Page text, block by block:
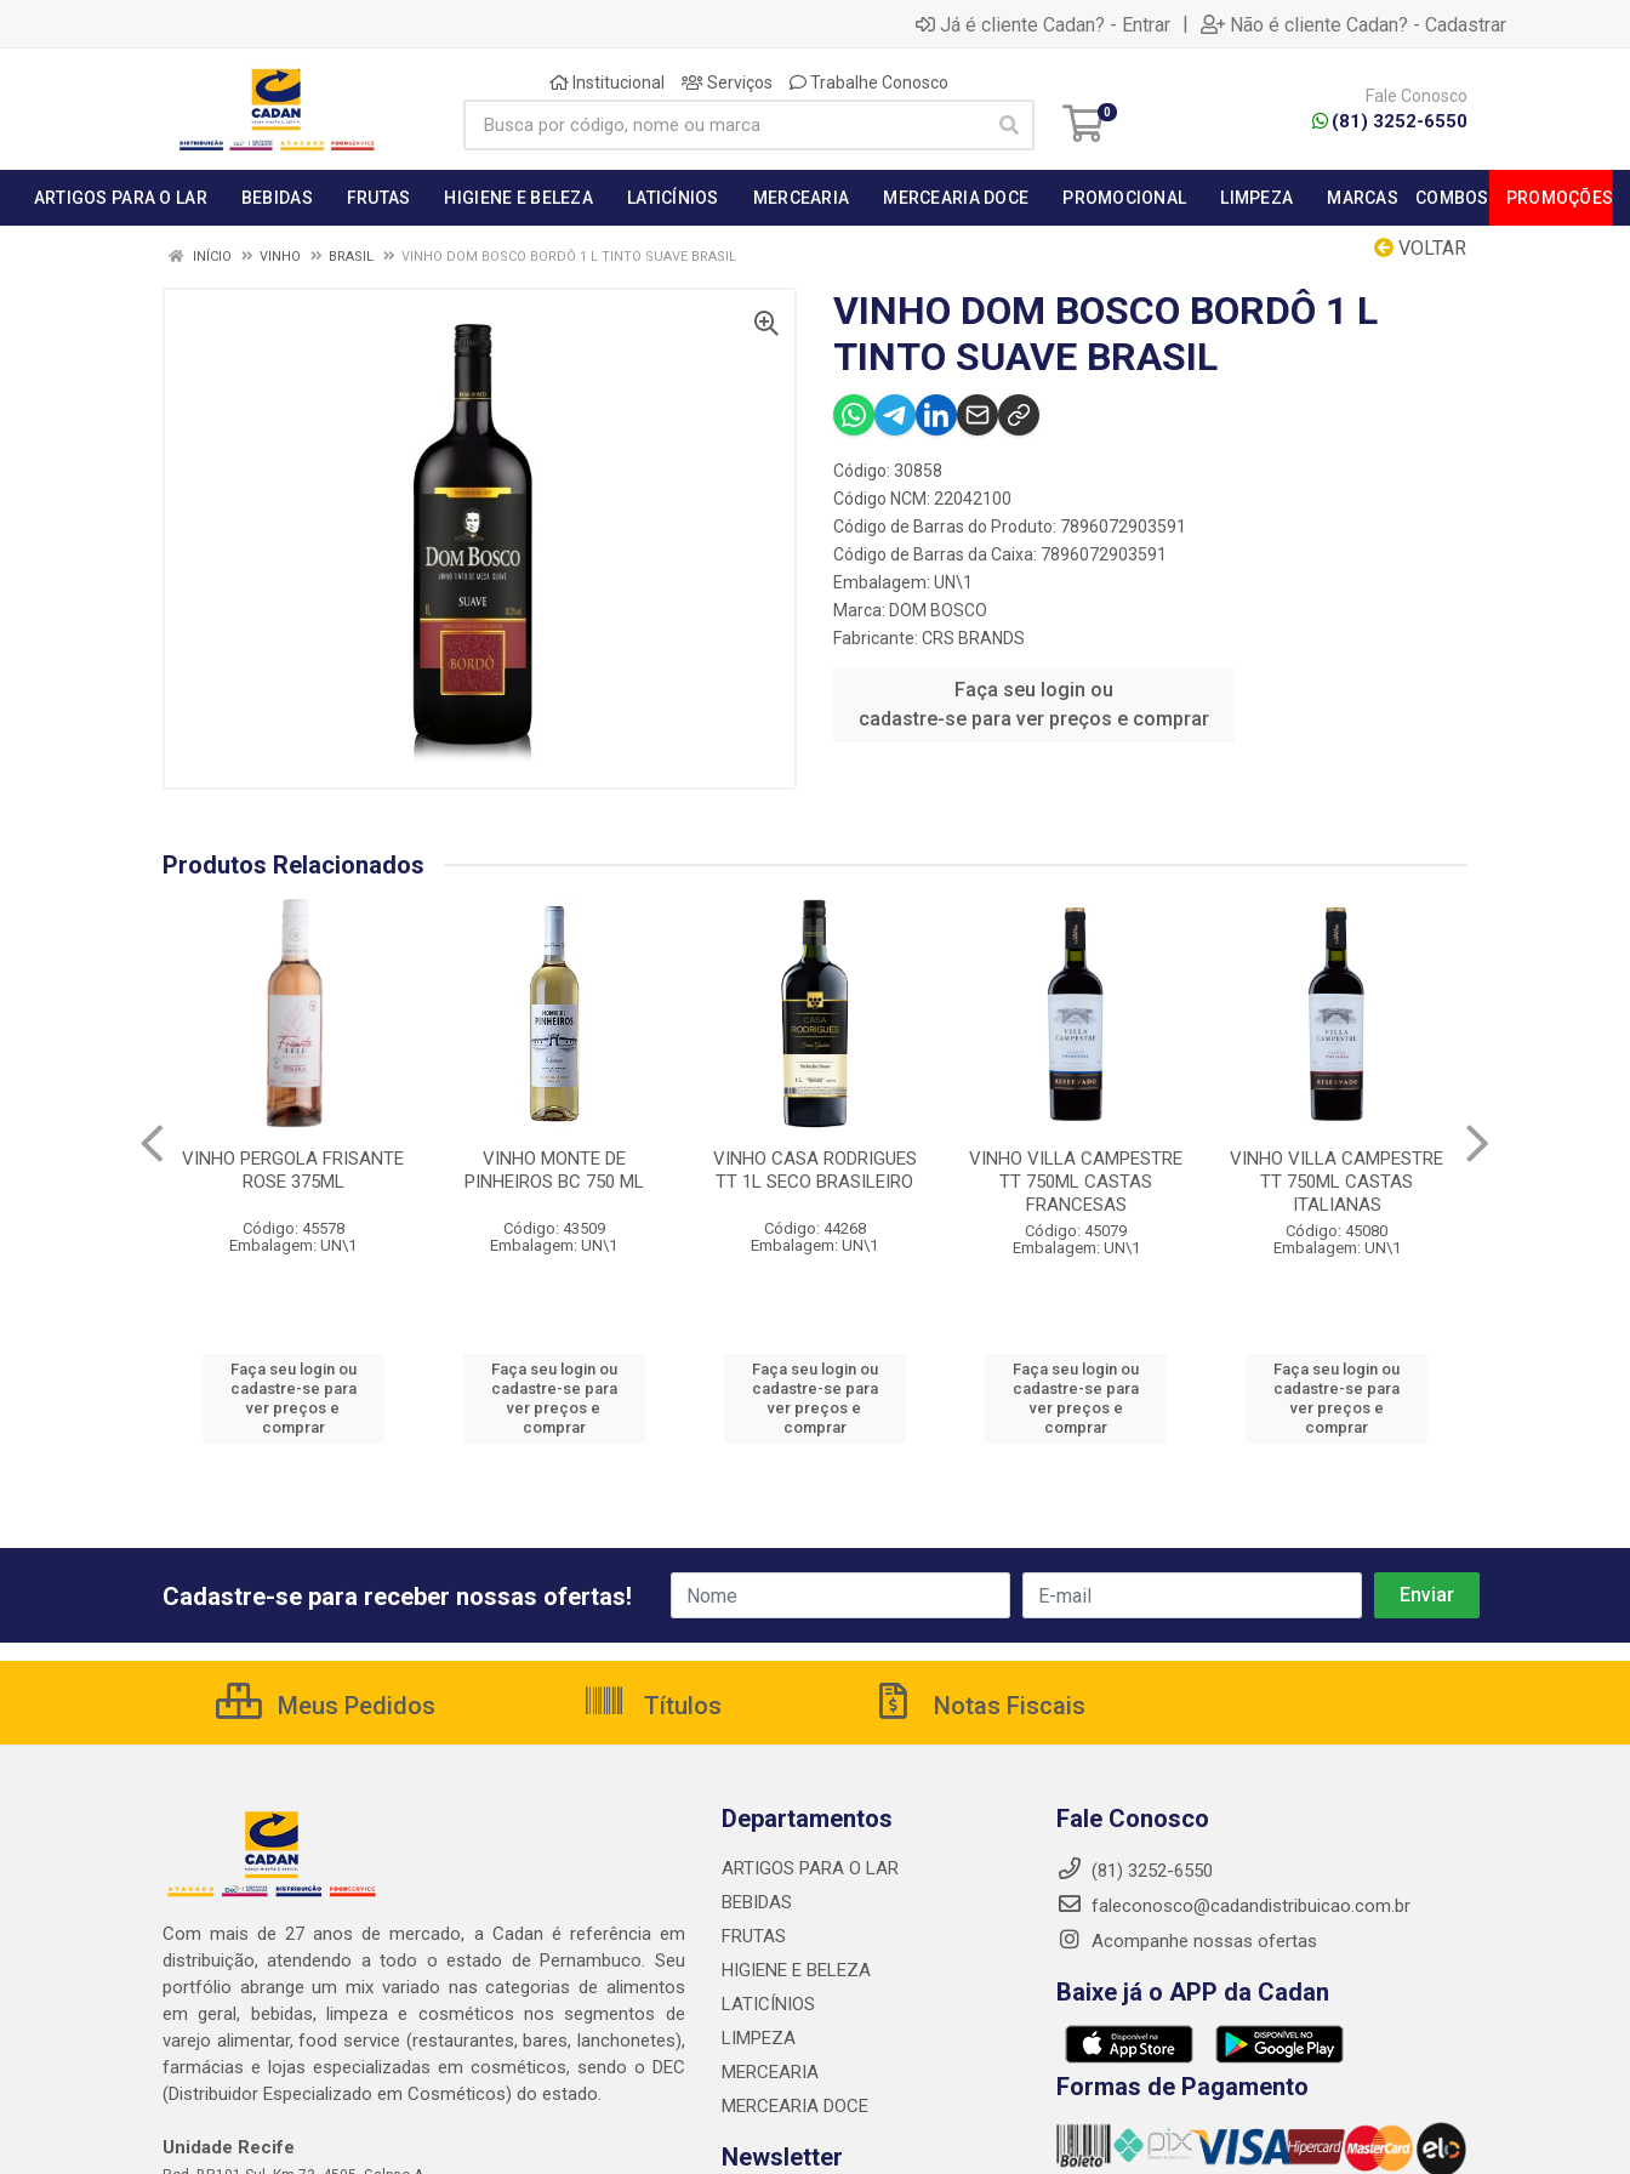
Já é cliente Cadan? - Entrar | Não é cliente Cadan? - Cadastrar
Institucional Serviços Trabalhe Conosco
0
Fale Conosco
(81) 3252-6550
ARTIGOS PARA O LAR BEBIDAS FRUTAS HIGIENE E BELEZA LATICÍNIOS MERCEARIA MERCEARIA DOCE PROMOCIONAL LIMPEZA MARCAS COMBOS PROMOÇÕES
VOLTAR
INÍCIO VINHO BRASIL VINHO DOM BOSCO BORDÔ 1 L TINTO SUAVE BRASIL
VINHO DOM BOSCO BORDÔ 1 L
TINTO SUAVE BRASIL
Código: 30858
Código NCM: 22042100
Código de Barras do Produto: 7896072903591
Código de Barras da Caixa: 7896072903591
Embalagem: UN\1
Marca: DOM BOSCO
Fabricante: CRS BRANDS
Faça seu login ou
cadastre-se para ver preços e comprar
Produtos Relacionados
VINHO PERGOLA FRISANTE
ROSE 375ML
Código: 45578
Embalagem: UN\1
Faça seu login ou
cadastre-se para
ver preços e
comprar
VINHO MONTE DE
PINHEIROS BC 750 ML
Código: 43509
Embalagem: UN\1
Faça seu login ou
cadastre-se para
ver preços e
comprar
VINHO CASA RODRIGUES
TT 1L SECO BRASILEIRO
Código: 44268
Embalagem: UN\1
Faça seu login ou
cadastre-se para
ver preços e
comprar
VINHO VILLA CAMPESTRE
TT 750ML CASTAS
FRANCESAS
Código: 45079
Embalagem: UN\1
Faça seu login ou
cadastre-se para
ver preços e
comprar
VINHO VILLA CAMPESTRE
TT 750ML CASTAS
ITALIANAS
Código: 45080
Embalagem: UN\1
Faça seu login ou
cadastre-se para
ver preços e
comprar
Cadastre-se para receber nossas ofertas!
Meus Pedidos Títulos Notas Fiscais
Com mais de 27 anos de mercado, a Cadan é referência em
distribuição, atendendo a todo o estado de Pernambuco. Seu
portfólio abrange um mix variado nas categorias de alimentos
em geral, bebidas, limpeza e cosméticos nos segmentos de
varejo alimentar, food service (restaurantes, bares, lanchonetes),
farmácias e lojas especializadas em cosméticos, sendo o DEC
(Distribuidor Especializado em Cosméticos) do estado.
Unidade Recife
Departamentos
ARTIGOS PARA O LAR
BEBIDAS
FRUTAS
HIGIENE E BELEZA
LATICÍNIOS
LIMPEZA
MERCEARIA
MERCEARIA DOCE
Newsletter
Fale Conosco
(81) 3252-6550
faleconosco@cadandistribuicao.com.br
Acompanhe nossas ofertas
Baixe já o APP da Cadan
Formas de Pagamento